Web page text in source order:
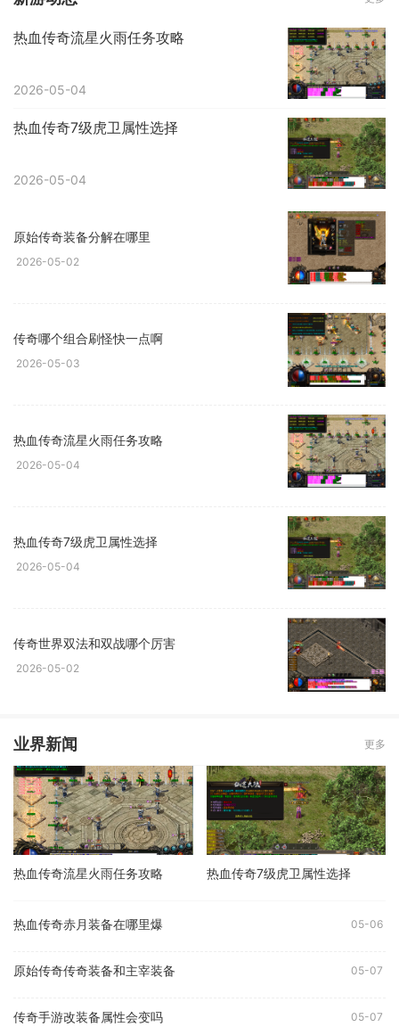
热血传奇流星火雨任务攻略
2026-05-04
热血传奇7级虎卫属性选择
2026-05-04
原始传奇装备分解在哪里
2026-05-02
传奇哪个组合刷怪快一点啊
2026-05-03
热血传奇流星火雨任务攻略
2026-05-04
热血传奇7级虎卫属性选择
2026-05-04
传奇世界双法和双战哪个厉害
2026-05-02
业界新闻 更多
热血传奇流星火雨任务攻略 热血传奇7级虎卫属性选择
热血传奇赤月装备在哪里爆 05-06
原始传奇传奇装备和主宰装备 05-07
传奇手游改装备属性会变吗 05-07